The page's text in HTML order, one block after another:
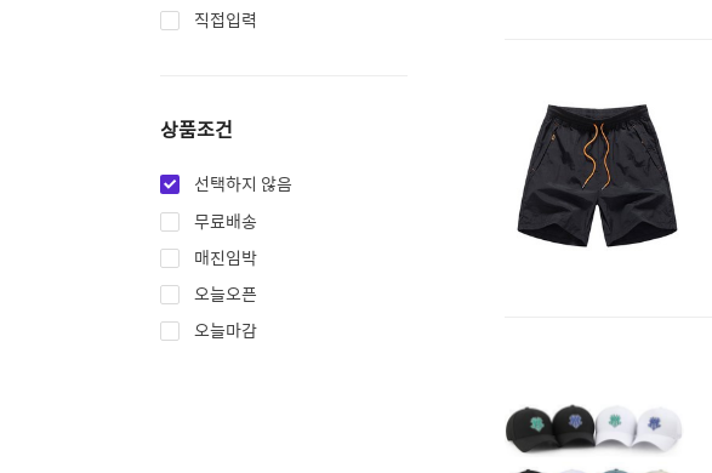
직접입력
상품조건
선택하지 않음
무료배송
매진임박
오늘오픈
오늘마감